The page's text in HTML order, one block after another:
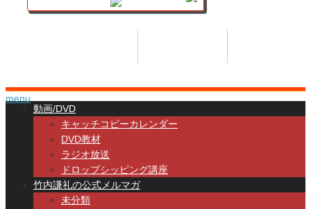
menu
動画/DVD
キャッチコピーカレンダー
DVD教材
ラジオ放送
ドロップシッピング講座
竹内謙礼の公式メルマガ
未分類